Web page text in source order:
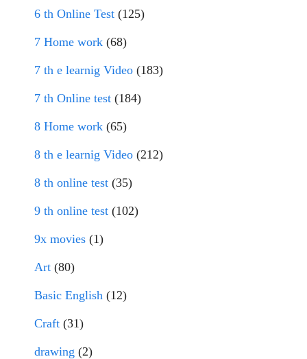
6 th Online Test (125)
7 Home work (68)
7 th e learnig Video (183)
7 th Online test (184)
8 Home work (65)
8 th e learnig Video (212)
8 th online test (35)
9 th online test (102)
9x movies (1)
Art (80)
Basic English (12)
Craft (31)
drawing (2)